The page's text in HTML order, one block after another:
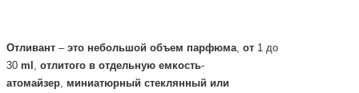
Отливант – это небольшой объем парфюма от 1 до
30 ml отлитого в отдельную емкость-
атомайзер
миниатюрный стеклянный или